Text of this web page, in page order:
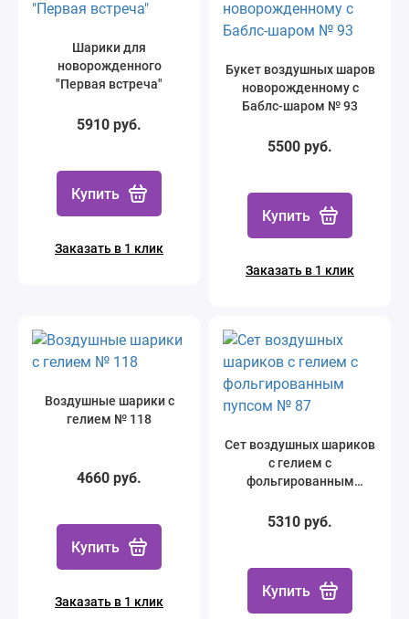
Шарики для
новорожденного
"Первая встреча"
5910 руб.
Купить
Заказать в 1 клик
Букет воздушных шаров
новорожденному с
Баблс-шаром № 93
5500 руб.
Купить
Заказать в 1 клик
Воздушные шарики с
гелием № 118
4660 руб.
Купить
Заказать в 1 клик
Сет воздушных шариков
с гелием с
фольгированным
5310 руб.
Купить